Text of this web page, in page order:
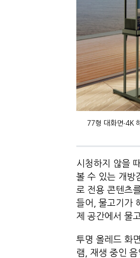
77형 대화면∙4K
시청하지 않을
볼 수 있는 개방
로 전용 콘텐츠
들어, 물고기가
제 공간에서 물
투명 올레드 화
램, 재생 중인